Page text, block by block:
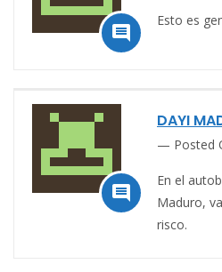

Esto es

DAYI
Posted
En el
Maduro,
risco.